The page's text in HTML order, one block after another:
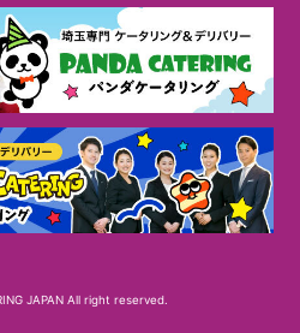
JAPAN All right reserved.